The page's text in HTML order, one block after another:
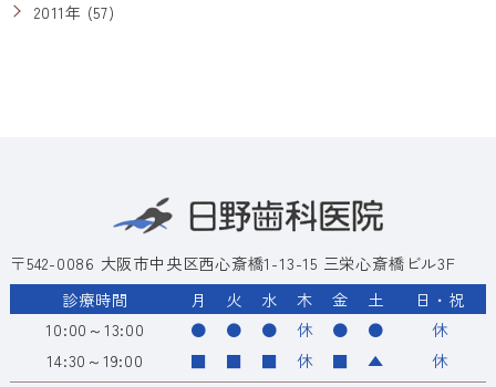
2011年 (57)
〒542-0086 大阪市中央区西心斎橋1-13-15 三栄心斎橋ビル3F
診療時間
月 火 水 木 金 土
日・祝
10:00～13:00
● ● ● 休 ● ●
休
14:30～19:00
■ ■ ■ 休 ■ ▲
休